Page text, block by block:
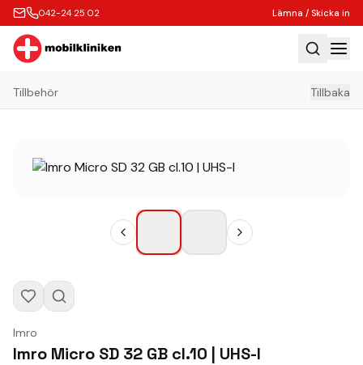
042-24 25 02 Lämna / Skicka in
Hem
Köp
Lämna / Skicka in
Butik
Kontakt
Tillbehör Tillbaka
Imro
Imro Micro SD 32 GB cl.10 | UHS-I